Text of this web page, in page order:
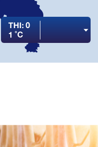
THI: 0
1 ˚C